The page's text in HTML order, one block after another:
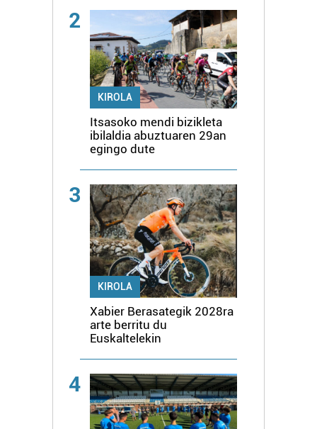
2
KIROLA
Itsasoko mendi bizikleta
ibilaldia abuztuaren 29an
egingo dute
3
KIROLA
Xabier Berasategik 2028ra
arte berritu du
Euskaltelekin
4